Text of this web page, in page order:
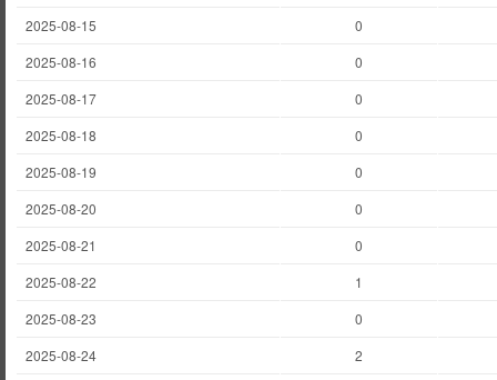
2025-08-15
0
2025-08-16
0
2025-08-17
0
2025-08-18
0
2025-08-19
0
2025-08-20
0
2025-08-21
0
2025-08-22
1
2025-08-23
0
2025-08-24
2